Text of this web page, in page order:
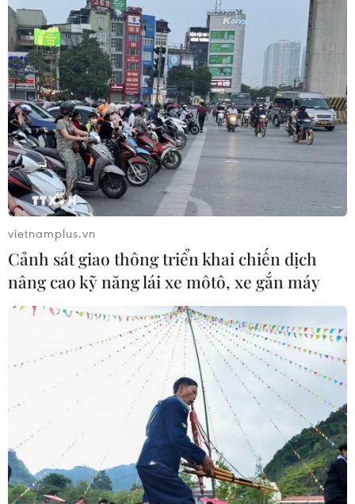
TIN CÙNG CHUYÊN MỤC
vietnamplus.vn
Cảnh sát giao thông triển khai chiến dịch
nâng cao kỹ năng lái xe môtô, xe gắn máy